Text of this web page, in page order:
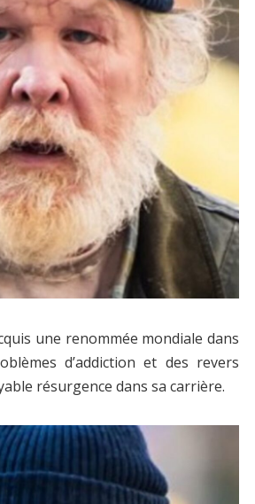
une renommée mondiale dans
d’addiction et des revers
résurgence dans sa carrière.